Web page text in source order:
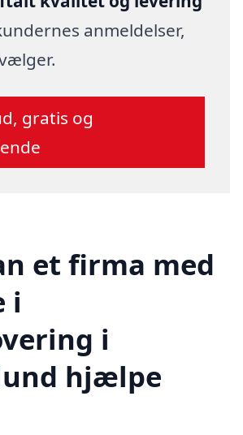
anmeldelser,
gratis og
et firma med
i
i
hjælpe